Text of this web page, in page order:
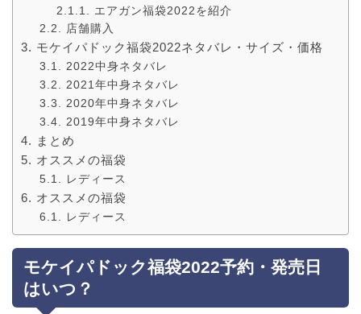
エアガン福袋2022を紹介
店舗購入
モケイパドック福袋2022ネタバレ・サイズ・価格
2022中身ネタバレ
2021年中身ネタバレ
2020年中身ネタバレ
2019年中身ネタバレ
まとめ
オススメの福袋
レディース
オススメの福袋
レディース
モケイパドック福袋2022予約・発売日
はいつ？